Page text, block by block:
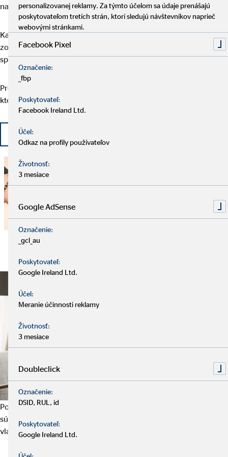
našich klientov.
Každý klient je pre nás rovnako dôležitý, preto cítime
zodpovednosť za jeho spokojnosť počas celého obdobia
spolupráce s nami.
Profesionalita, kvalita, systematickosť a ľudskosť sú oblasti, v
ktorých si chceme aj naďalej získavať dôveru našich klientov.
Potrebujete riešenie pre dofinancovanie vašich potrieb
súvisiacich s bývaním alebo riešite rekonštrukciu? Chýbajú vám
vlastné zdroje?
personalizovanej reklamy. Za týmto účelom sa údaje prenášajú
poskytovateľom tretích strán, ktorí sledujú návštevníkov naprieč
webovými stránkami.
Facebook Pixel
Označenie:
_fbp
Poskytovateľ:
Facebook Ireland Ltd.
Účel:
Odkaz na profily používateľov
Životnosť:
3 mesiace
Google AdSense
Označenie:
_gcl_au
Poskytovateľ:
Google Ireland Ltd.
Účel:
Meranie účinnosti reklamy
Životnosť:
3 mesiace
Doubleclick
Označenie:
DSID, RUL, id
Poskytovateľ:
Google Ireland Ltd.